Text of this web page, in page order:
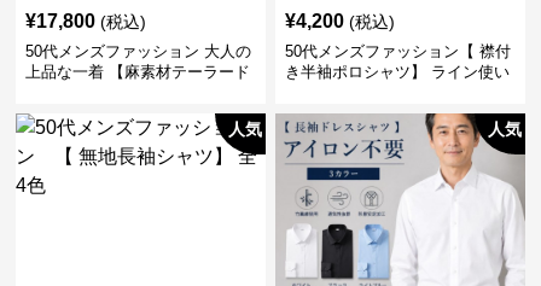
¥17,800 (税込)
50代メンズファッション 大人の
上品な一着 【麻素材テーラード
¥4,200 (税込)
50代メンズファッション【 襟付
き半袖ポロシャツ】 ライン使い
人気 人気